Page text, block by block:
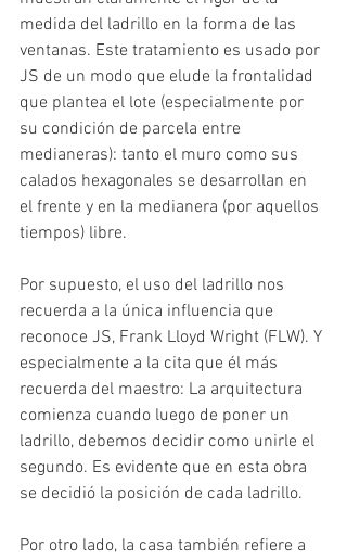
medida del ladrillo en la forma de las
ventanas. Este tratamiento es usado por
JS de un modo que elude la frontalidad
que plantea el lote (especialmente por
su condición de parcela entre
medianeras): tanto el muro como sus
calados hexagonales se desarrollan en
el frente y en la medianera (por aquellos
tiempos) libre.
Por supuesto, el uso del ladrillo nos
recuerda a la única influencia que
reconoce JS, Frank Lloyd Wright (FLW). Y
especialmente a la cita que él más
recuerda del maestro: La arquitectura
comienza cuando luego de poner un
ladrillo, debemos decidir como unirle el
segundo. Es evidente que en esta obra
se decidió la posición de cada ladrillo.
Por otro lado, la casa también refiere a